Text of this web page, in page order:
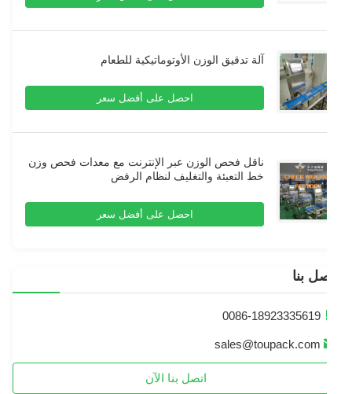
آلة تدقيق الوزن الأوتوماتيكية للطعام
احصل على أفضل سعر
ناقل فحص الوزن عبر الإنترنت مع معدات فحص وزن
خط التعبئة والتغليف لنظام الرفض
احصل على أفضل سعر
بنا
0086-18923335619
sales@toupack.com
اتصل بنا الآن